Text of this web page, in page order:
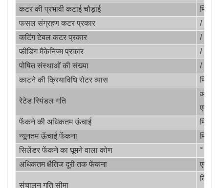
कटर की प्रभावी कटाई चौड़ाई
मिमी
फसल संग्रहण कटर प्रकार
/
कटिंग टेबल कटर प्रकार
/
फीडिंग मैकेनिज्म प्रकार
/
पोषित संस्थाओं की संख्या
/
काटने की क्रियाविधि रोटर व्यास
मिमी
रेटेड स्पिंडल गति
आरपी
एम
फेंकने की अधिकतम ऊंचाई
मिमी
न्यूनतम ऊँचाई फेंकना
मिमी
सिलेंडर फेंकने का घूमने वाला कोण
°
अधिकतम क्षैतिज दूरी तक फेंकना
एम
संचालन गति सीमा
किमी/